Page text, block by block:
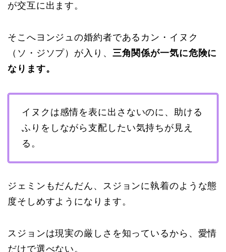
が交互に出ます。
そこへヨンジュの婚約者であるカン・イヌク
（ソ・ジソプ）が入り、 三角関係が一気に危険に
なります。
イヌクは感情を表に出さないのに、助ける
ふりをしながら支配したい気持ちが見え
る。
ジェミンもだんだん、スジョンに執着のような態
度そしめすようになります。
スジョンは現実の厳しさを知っているから、愛情
だけで選べない。